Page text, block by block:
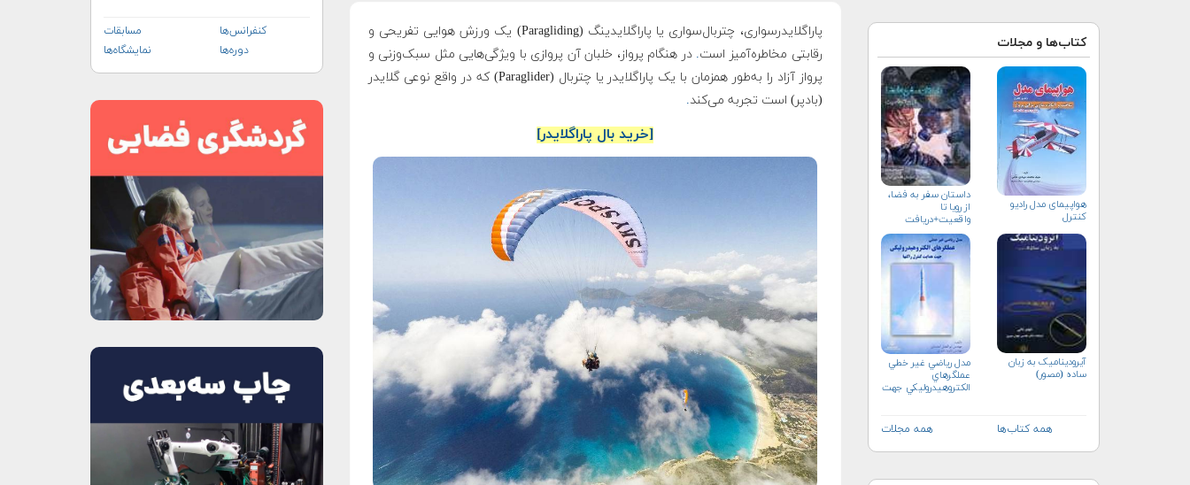
کتاب‌ها و مجلات
هواپيمای مدل راديو
كنترل
داستان سفر به فضا،
از رویا تا
واقعیت+دریافت
نسخه‌ الکترونیکی
آیرودینامیک به زبان
ساده (مصور)
مدل رياضي غير خطي
عملگرهاي
الكتروهيدروليكي جهت
همه کتاب‌ها همه مجلات
پاراگلایدرسواری، چتربال‌سواری یا پاراگلایدینگ (Paragliding) یک ورزش هوایی تفریحی و
رقابتی مخاطره‌آمیز است. در هنگام پرواز، خلبان آن پروازی با ویژگی‌هایی مثل سبک‌وزنی و
پرواز آزاد را به‌طور همزمان با یک پاراگلایدر یا چتربال (Paraglider) که در واقع نوعی گلایدر
(بادپر) است تجربه می‌کند.
[خرید بال پاراگلایدر]
کنفرانس‌ها
مسابقات
دوره‌ها
نمایشگاه‌ها